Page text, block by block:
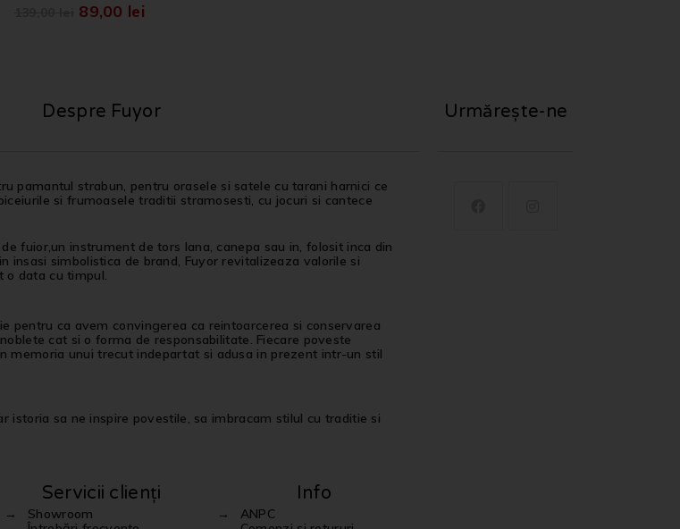
89,00 lei
Despre Fuyor
pamantul strabun, pentru orasele si satele cu tarani harnici ce
si frumoasele traditii stramosesti, cu jocuri si cantece
fuior,un instrument de tors lana, canepa sau in, folosit inca din
insasi simbolistica de brand, Fuyor revitalizeaza valorile si
o data cu timpul.
pentru ca avem convingerea ca reintoarcerea si conservarea
cat si o forma de responsabilitate. Fiecare poveste
memoria unui trecut indepartat si adusa in prezent intr-un stil
istoria sa ne inspire povestile, sa imbracam stilul cu traditie si
Servicii clienți
Showroom
Info
ANPC
Urmărește-ne